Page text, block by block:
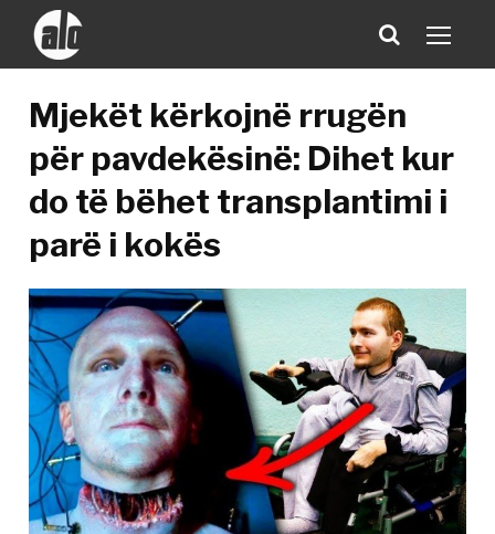
Mjekët kërkojnë rrugën
për pavdekësinë: Dihet kur
do të bëhet transplantimi i
parë i kokës